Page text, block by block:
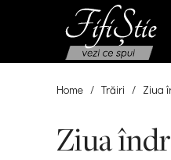
Home / Trăiri / Ziua
Ziua